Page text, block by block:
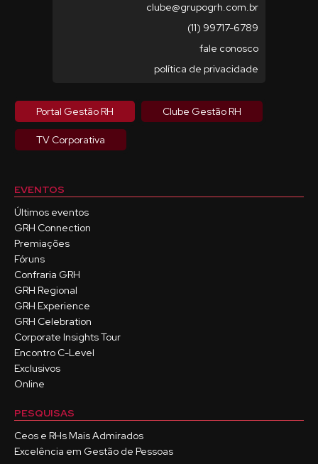
clube@grupogrh.com.br
(11) 99717-6789
fale conosco
política de privacidade
Portal Gestão RH Clube Gestão RH
TV Corporativa
EVENTOS
Últimos eventos
GRH Connection
Premiações
Fóruns
Confraria GRH
GRH Regional
GRH Experience
GRH Celebration
Corporate Insights Tour
Encontro C-Level
Exclusivos
Online
PESQUISAS
Ceos e RHs Mais Admirados
Excelência em Gestão de Pessoas